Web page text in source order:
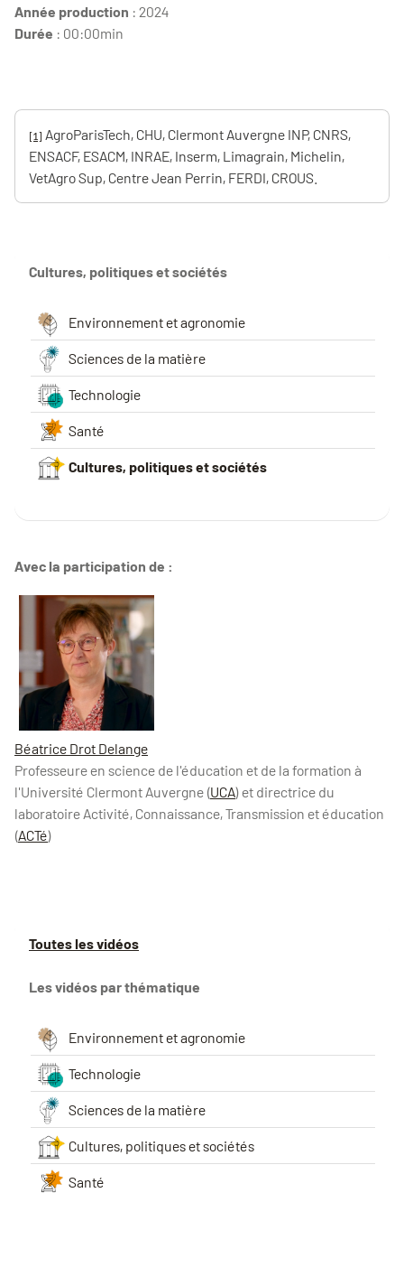
Année production : 2024
Durée : 00:00min
[1]
AgroParisTech, CHU, Clermont Auvergne INP, CNRS,
ENSACF, ESACM, INRAE, Inserm, Limagrain, Michelin,
VetAgro Sup, Centre Jean Perrin, FERDI, CROUS.
Cultures, politiques et sociétés
Environnement et agronomie
Sciences de la matière
Technologie
Santé
Cultures, politiques et sociétés
Avec la participation de :
Béatrice Drot Delange
Professeure en science de l'éducation et de la formation à
l'Université Clermont Auvergne (UCA) et directrice du
laboratoire Activité, Connaissance, Transmission et éducation
(ACTé)
Toutes les vidéos
Les vidéos par thématique
Environnement et agronomie
Technologie
Sciences de la matière
Cultures, politiques et sociétés
Santé